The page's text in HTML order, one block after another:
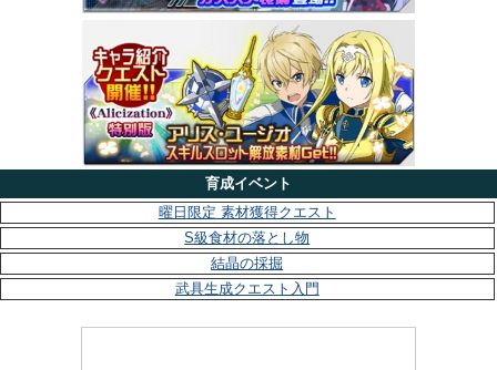
育成イベント
曜日限定 素材獲得クエスト
S級食材の落とし物
結晶の採掘
武具生成クエスト入門